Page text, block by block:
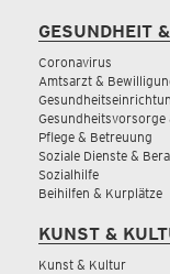
GESUNDHEIT
Coronavirus
Amtsarzt &
Gesundheitsvorsorge
Pflege & Betreuung
Soziale Dienste &
Sozialhilfe
Beihilfen & Kurplätze
KUNST &
Kunst & Kultur